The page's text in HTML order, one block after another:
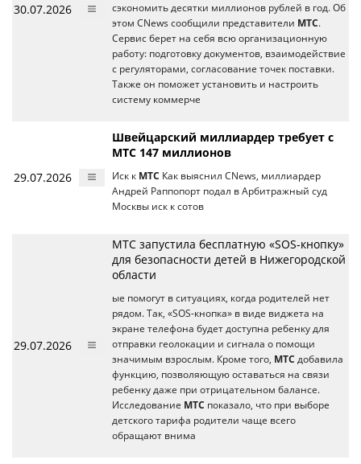
30.07.2026
сэкономить десятки миллионов рублей в год. Об
этом CNews сообщили представители МТС.
Сервис берет на себя всю организационную
работу: подготовку документов, взаимодействие
с регуляторами, согласование точек поставки.
Также он поможет установить и настроить
систему коммерче
29.07.2026
Швейцарский миллиардер требует с
МТС 147 миллионов
Иск к МТС Как выяснил CNews, миллиардер
Андрей Раппопорт подал в Арбитражный суд
Москвы иск к сотов
29.07.2026
МТС запустила бесплатную «SOS-кнопку»
для безопасности детей в Нижегородской
области
ые помогут в ситуациях, когда родителей нет
рядом. Так, «SOS-кнопка» в виде виджета на
экране телефона будет доступна ребенку для
отправки геолокации и сигнала о помощи
значимым взрослым. Кроме того, МТС добавила
функцию, позволяющую оставаться на связи
ребенку даже при отрицательном балансе.
Исследование МТС показало, что при выборе
детского тарифа родители чаще всего
обращают внима